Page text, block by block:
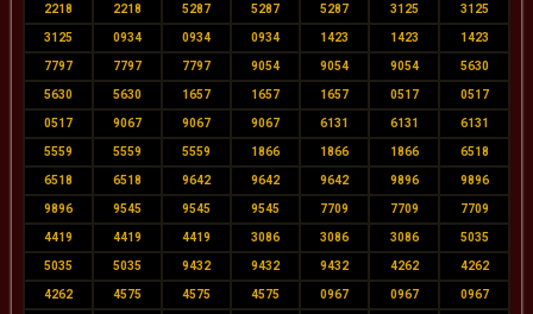
2218 2218 5287 5287 5287 3125 3125
3125 0934 0934 0934 1423 1423 1423
7797 7797 7797 9054 9054 9054 5630
5630 5630 1657 1657 1657 0517 0517
0517 9067 9067 9067 6131 6131 6131
5559 5559 5559 1866 1866 1866 6518
6518 6518 9642 9642 9642 9896 9896
9896 9545 9545 9545 7709 7709 7709
4419 4419 4419 3086 3086 3086 5035
5035 5035 9432 9432 9432 4262 4262
4262 4575 4575 4575 0967 0967 0967